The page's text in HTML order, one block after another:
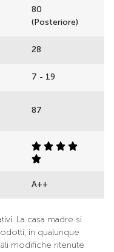
80
(Posteriore)
28
7 - 19
87
A++
La casa madre si
in qualunque
modifiche ritenute